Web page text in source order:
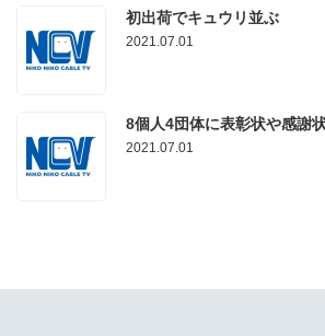
初出荷でキュウリ並ぶ
2021.07.01
8個人4団体に表彰状や感謝
2021.07.01